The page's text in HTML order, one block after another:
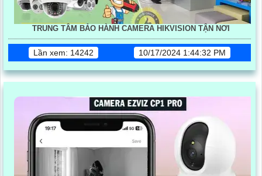
TRUNG TÂM BẢO HÀNH CAMERA HIKVISION TẬN NƠI
Lần xem: 14242 10/17/2024 1:44:32 PM